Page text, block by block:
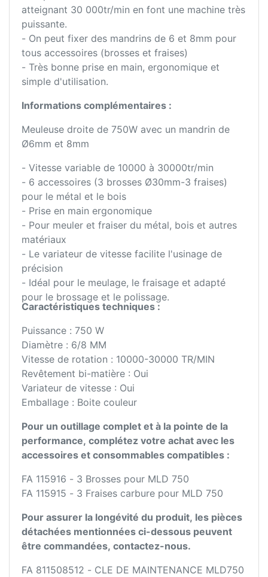
atteignant 30 000tr/min en font une machine très
puissante.
- On peut fixer des mandrins de 6 et 8mm pour
tous accessoires (brosses et fraises)
- Très bonne prise en main, ergonomique et
simple d'utilisation.
Informations complémentaires :
Meuleuse droite de 750W avec un mandrin de
Ø6mm et 8mm
- Vitesse variable de 10000 à 30000tr/min
- 6 accessoires (3 brosses Ø30mm-3 fraises)
pour le métal et le bois
- Prise en main ergonomique
- Pour meuler et fraiser du métal, bois et autres
matériaux
- Le variateur de vitesse facilite l'usinage de
précision
- Idéal pour le meulage, le fraisage et adapté
pour le brossage et le polissage.
Caractéristiques techniques :
Puissance : 750 W
Diamètre : 6/8 MM
Vitesse de rotation : 10000-30000 TR/MIN
Revêtement bi-matière : Oui
Variateur de vitesse : Oui
Emballage : Boite couleur
Pour un outillage complet et à la pointe de la
performance, complétez votre achat avec les
accessoires et consommables compatibles :
FA 115916 - 3 Brosses pour MLD 750
FA 115915 - 3 Fraises carbure pour MLD 750
Pour assurer la longévité du produit, les pièces
détachées mentionnées ci-dessous peuvent
être commandées, contactez-nous.
FA 811508512 - CLE DE MAINTENANCE MLD750